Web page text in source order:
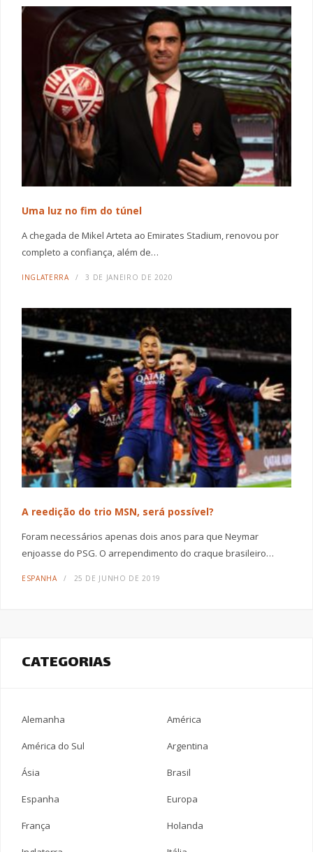
Uma luz no fim do túnel
A chegada de Mikel Arteta ao Emirates Stadium, renovou por
completo a confiança, além de…
INGLATERRA 3 DE JANEIRO DE 2020
A reedição do trio MSN, será possível?
Foram necessários apenas dois anos para que Neymar
enjoasse do PSG. O arrependimento do craque brasileiro…
ESPANHA 25 DE JUNHO DE 2019
CATEGORIAS
Alemanha América
América do Sul Argentina
Ásia Brasil
Espanha Europa
França Holanda